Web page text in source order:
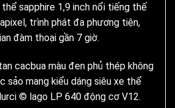
thể sapphire 1,9 inch nổi tiếng thế
trình phát đa phương tiện,
đàm thoại gần 7 giờ.
cacbua màu đen phủ thép không
sảo mang kiểu dáng siêu xe thể
© lago LP 640 động cơ V12.